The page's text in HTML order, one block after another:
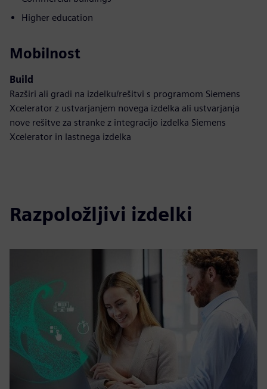
Higher education
Mobilnost
Build
Razširi ali gradi na izdelku/rešitvi s programom Siemens
Xcelerator z ustvarjanjem novega izdelka ali ustvarjanja
nove rešitve za stranke z integracijo izdelka Siemens
Xcelerator in lastnega izdelka
Razpoložljivi izdelki